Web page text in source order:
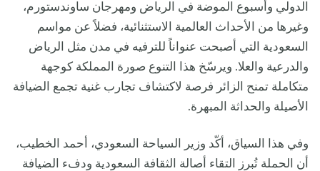
الدولي وأسبوع الموضة في الرياض ومهرجان ساوندستورم،
وغيرها من الأحداث العالمية الاستثنائية، فضلاً عن مواسم
السعودية التي أصبحت عنواناً للترفيه في مدن مثل الرياض
والدرعية والعلا. ويرسّخ هذا التنوع صورة المملكة كوجهة
متكاملة تمنح الزائر فرصة لاكتشاف تجارب غنية تجمع الضيافة
الأصيلة والحداثة المبهرة.
وفي هذا السياق، أكّد وزير السياحة السعودي، أحمد الخطيب،
أن الحملة تُبرز التقاء أصالة الثقافة السعودية ودفء الضيافة